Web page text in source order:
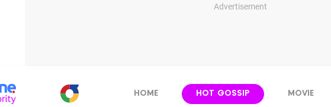
Advertisement
HOME HOT GOSSIP MOVIE